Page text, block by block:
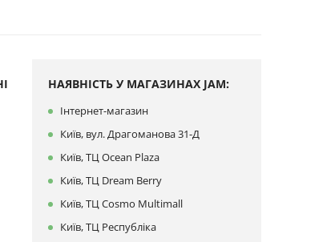
НАЯВНІСТЬ У МАГАЗИНАХ JAM:
Інтернет-магазин
Київ, вул. Драгоманова 31-Д
Київ, ТЦ Ocean Plaza
Київ, ТЦ Dream Berry
Київ, ТЦ Cosmo Multimall
Київ, ТЦ Республіка